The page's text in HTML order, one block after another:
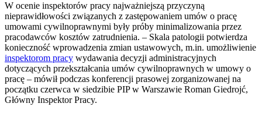
W ocenie inspektorów pracy najważniejszą przyczyną
nieprawidłowości związanych z zastępowaniem umów o pracę
umowami cywilnoprawnymi były próby minimalizowania przez
pracodawców kosztów zatrudnienia. – Skala patologii potwierdza
konieczność wprowadzenia zmian ustawowych, m.in. umożliwienie
inspektorom pracy wydawania decyzji administracyjnych
dotyczących przekształcania umów cywilnoprawnych w umowy o
pracę – mówił podczas konferencji prasowej zorganizowanej na
początku czerwca w siedzibie PIP w Warszawie Roman Giedrojć,
Główny Inspektor Pracy.